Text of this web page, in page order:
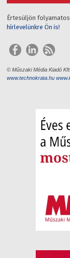
Értesüljön
hírlevelünkre Ön is!
© Műszaki Média Kiadó
www.technokrata.hu